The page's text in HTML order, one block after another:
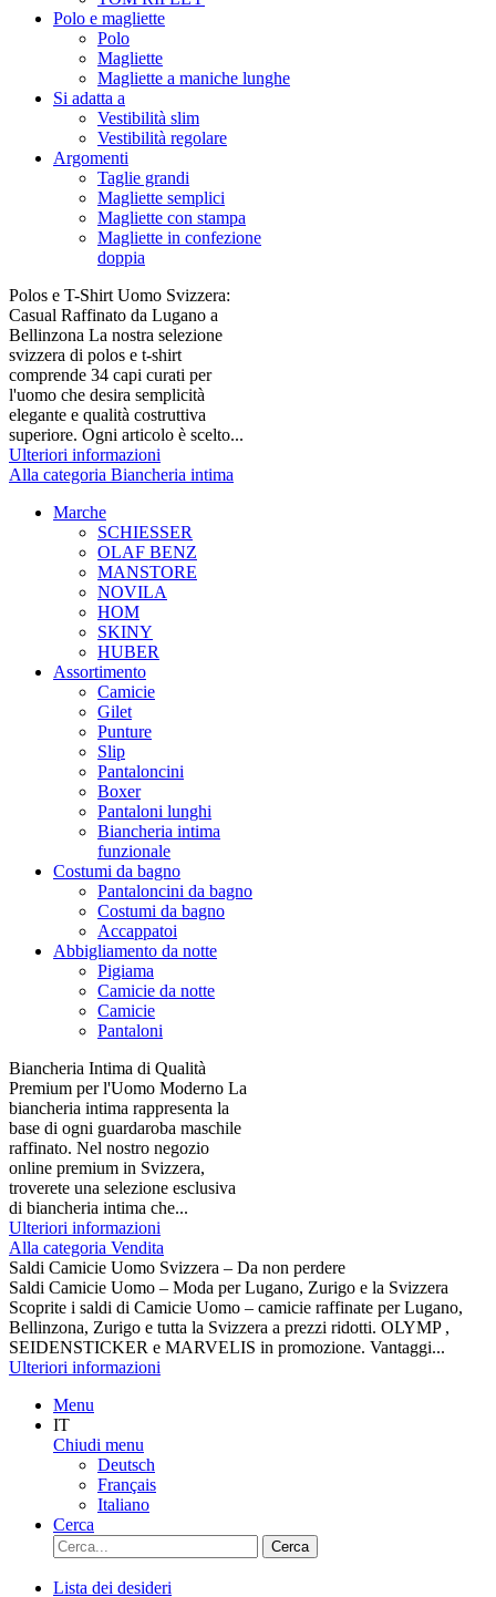
Polo e magliette
Polo
Magliette
Magliette a maniche lunghe
Si adatta a
Vestibilità slim
Vestibilità regolare
Argomenti
Taglie grandi
Magliette semplici
Magliette con stampa
Magliette in confezione
doppia
Polos e T-Shirt Uomo Svizzera:
Casual Raffinato da Lugano a
Bellinzona La nostra selezione
svizzera di polos e t-shirt
comprende 34 capi curati per
l'uomo che desira semplicità
elegante e qualità costruttiva
superiore. Ogni articolo è scelto...
Ulteriori informazioni
Alla categoria Biancheria intima
Marche
SCHIESSER
OLAF BENZ
MANSTORE
NOVILA
HOM
SKINY
HUBER
Assortimento
Camicie
Gilet
Punture
Slip
Pantaloncini
Boxer
Pantaloni lunghi
Biancheria intima
funzionale
Costumi da bagno
Pantaloncini da bagno
Costumi da bagno
Accappatoi
Abbigliamento da notte
Pigiama
Camicie da notte
Camicie
Pantaloni
Biancheria Intima di Qualità
Premium per l'Uomo Moderno La
biancheria intima rappresenta la
base di ogni guardaroba maschile
raffinato. Nel nostro negozio
online premium in Svizzera,
troverete una selezione esclusiva
di biancheria intima che...
Ulteriori informazioni
Alla categoria Vendita
Saldi Camicie Uomo Svizzera – Da non perdere
Saldi Camicie Uomo – Moda per Lugano, Zurigo e la Svizzera
Scoprite i saldi di Camicie Uomo – camicie raffinate per Lugano,
Bellinzona, Zurigo e tutta la Svizzera a prezzi ridotti. OLYMP ,
SEIDENSTICKER e MARVELIS in promozione. Vantaggi...
Ulteriori informazioni
Menu
IT
Chiudi menu
Deutsch
Français
Italiano
Cerca
Cerca
Lista dei desideri